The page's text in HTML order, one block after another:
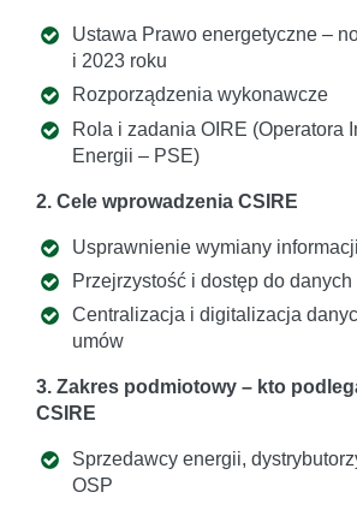
Ustawa Prawo energetyczne –
i 2023 roku
Rozporządzenia wykonawcze
Rola i zadania OIRE (Operatora
Energii – PSE)
2. Cele wprowadzenia CSIRE
Usprawnienie wymiany
Przejrzystość i dostęp do danych
Centralizacja i digitalizacja
umów
3. Zakres podmiotowy – kto
CSIRE
Sprzedawcy energii,
OSP